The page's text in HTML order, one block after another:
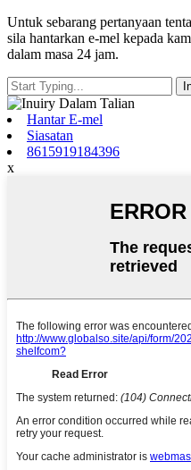
Untuk sebarang pertanyaan
sila hantarkan e-mel kepada
dalam masa 24 jam.
Hantar E-mel
Siasatan
8615919184396
x